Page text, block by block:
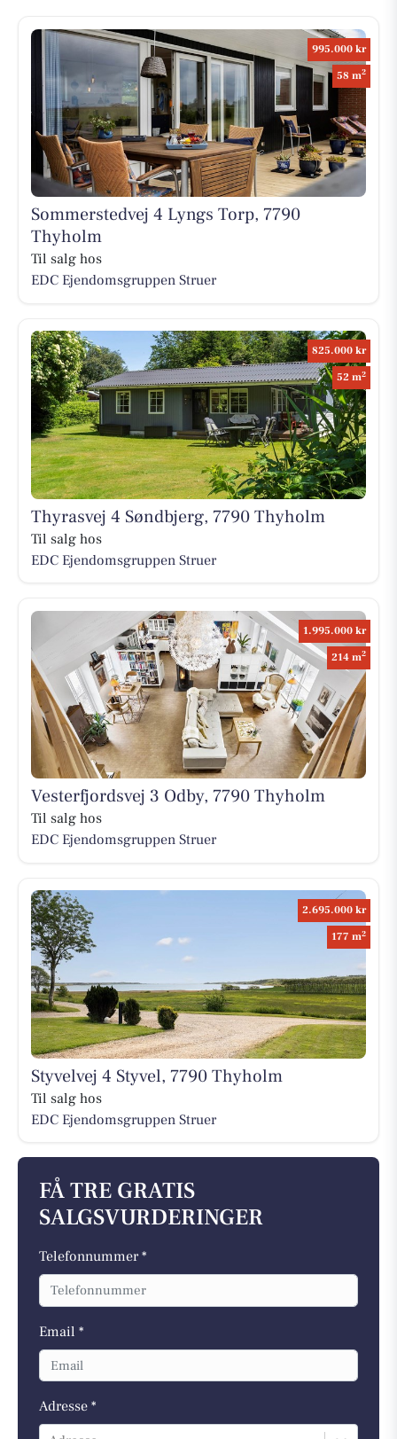
995.000 kr
58 m2
Sommerstedvej 4 Lyngs Torp, 7790
Thyholm
Til salg hos
EDC Ejen­doms­grup­pen Struer
825.000 kr
52 m2
Thyrasvej 4 Søndbjerg, 7790 Thyholm
Til salg hos
EDC Ejen­doms­grup­pen Struer
1.995.000 kr
214 m2
Vesterfjordsvej 3 Odby, 7790 Thyholm
Til salg hos
EDC Ejen­doms­grup­pen Struer
2.695.000 kr
177 m2
Styvelvej 4 Styvel, 7790 Thyholm
Til salg hos
EDC Ejen­doms­grup­pen Struer
FÅ TRE GRATIS
SALGSVURDERINGER
Telefonnummer *
Email *
Adresse *